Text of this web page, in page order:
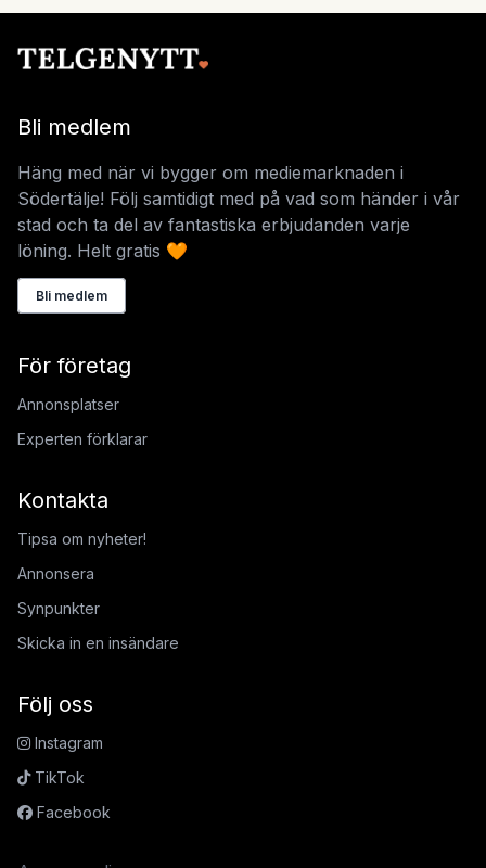
Bli medlem
Häng med när vi bygger om mediemarknaden i
Södertälje! Följ samtidigt med på vad som händer i vår
stad och ta del av fantastiska erbjudanden varje
löning. Helt gratis 🧡
Bli medlem
För företag
Annonsplatser
Experten förklarar
Kontakta
Tipsa om nyheter!
Annonsera
Synpunkter
Skicka in en insändare
Följ oss
Instagram
TikTok
Facebook